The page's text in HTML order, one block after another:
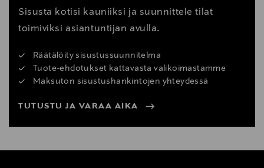
Sisusta kotisi kauniiksi ja suunnittele tilat
toimiviksi asiantuntijan avulla.
Räätälöity sisustussuunnitelma
Tuote-ehdotukset kattavasta valikoimastamme
Maksuton sisustushankintojen yhteydessä
TUTUSTU JA VARAA AIKA